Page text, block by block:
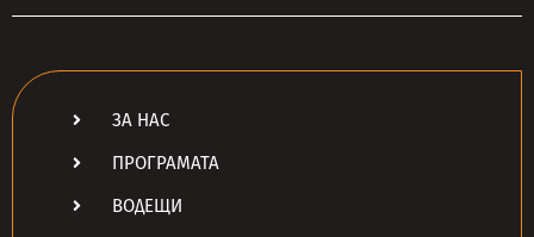
ЗА НАС
ПРОГРАМАТА
ВОДЕЩИ